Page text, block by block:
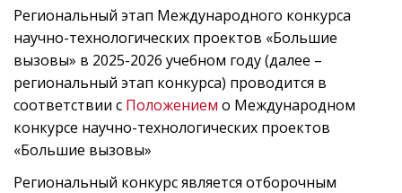
Региональный этап Международного конкурса
научно-технологических проектов «Большие
вызовы» в 2025-2026 учебном году (далее –
региональный этап конкурса) проводится в
соответствии с Положением о Международном
конкурсе научно-технологических проектов
«Большие вызовы»
Региональный конкурс является отборочным